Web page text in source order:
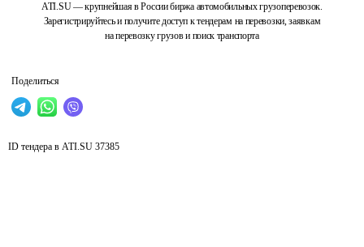
ATI.SU — крупнейшая в России биржа автомобильных грузоперевозок.
Зарегистрируйтесь и получите доступ к тендерам на перевозки, заявкам
на перевозку грузов и поиск транспорта
Поделиться
ID тендера в ATI.SU 37385